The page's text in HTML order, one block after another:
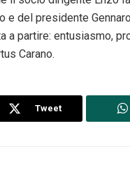
e del presidente
a partire: entusiasmo,
Carano.
Tweet